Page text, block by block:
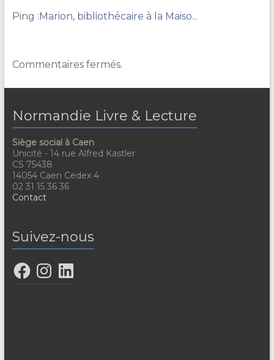
Ping : Marion, bibliothécaire à la Maiso...
Commentaires fermés.
Normandie Livre & Lecture
Siège social à Caen
Unicité - 14 rue Alfred Kastler
CS 75438
14054 Caen Cedex 4
02 31 15 36 36
Contact
Suivez-nous